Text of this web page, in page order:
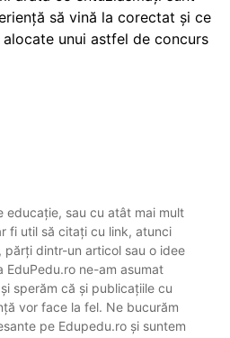
să vină la corectat și ce
unui astfel de concurs
educație, sau cu atât mai mult
fi util să citați cu link, atunci
dintr-un articol sau o idee
EduPedu.ro ne-am asumat
sperăm că și publicațiile cu
vor face la fel. Ne bucurăm
pe Edupedu.ro și suntem